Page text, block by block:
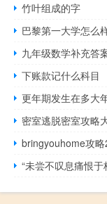
竹叶组成的字
巴黎第一大学怎么
九年级数学补充答
下账款记什么科目
更年期发生在多大
密室逃脱密室攻略
bringyouhome攻略
“未尝不叹息痛恨于